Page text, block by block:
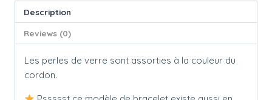
Description
Reviews (0)
Les perles de verre sont assorties à la couleur du
cordon.